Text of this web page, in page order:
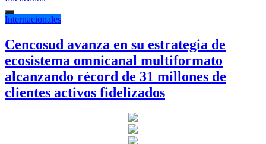
Internacionales
Cencosud avanza en su estrategia de
ecosistema omnicanal multiformato
alcanzando récord de 31 millones de
clientes activos fidelizados